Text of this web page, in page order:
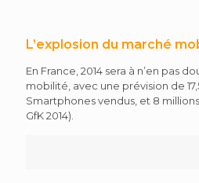
L’explosion du marché
En France, 2014 sera à n’en pas
mobilité, avec une prévision de
Smartphones vendus, et 8
GfK 2014).